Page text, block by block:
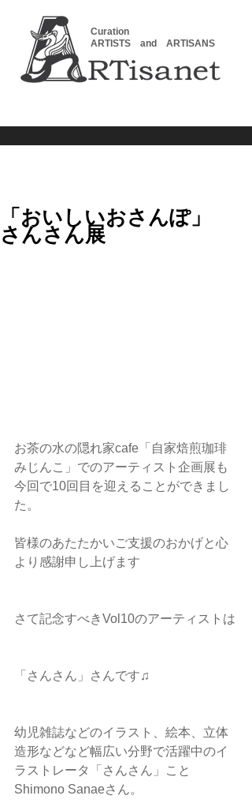
Curation
ARTISTS and ARTISANS
「おいしいおさんぽ」
さんさん展
お茶の水の隠れ家cafe「自家焙煎珈琲
みじんこ」でのアーティスト企画展も
今回で10回目を迎えることができまし
た。
皆様のあたたかいご支援のおかげと心
より感謝申し上げます
さて記念すべきVol10のアーティストは
「さんさん」さんです♫
幼児雑誌などのイラスト、絵本、立体
造形などなど幅広い分野で活躍中のイ
ラストレータ「さんさん」こと
Shimono Sanaeさん。